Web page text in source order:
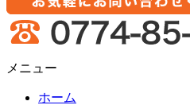
メニュー
ホーム